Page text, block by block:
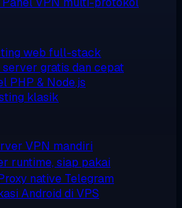
web full-stack
server gratis dan cepat
PHP & Node.js
klasik
VPN mandiri
runtime, siap pakai
native Telegram
Android di VPS